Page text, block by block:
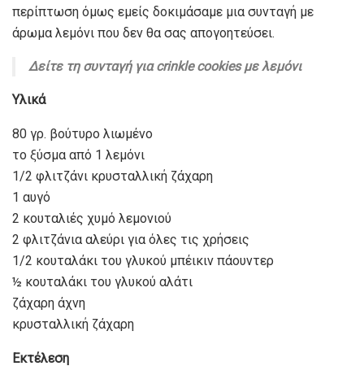
περίπτωση όμως εμείς δοκιμάσαμε μια συνταγή με
άρωμα λεμόνι που δεν θα σας απογοητεύσει.
Δείτε τη συνταγή για crinkle cookies με λεμόνι
Υλικά
80 γρ. βούτυρο λιωμένο
το ξύσμα από 1 λεμόνι
1/2 φλιτζάνι κρυσταλλική ζάχαρη
1 αυγό
2 κουταλιές χυμό λεμονιού
2 φλιτζάνια αλεύρι για όλες τις χρήσεις
1/2 κουταλάκι του γλυκού μπέικιν πάουντερ
½ κουταλάκι του γλυκού αλάτι
ζάχαρη άχνη
κρυσταλλική ζάχαρη
Εκτέλεση